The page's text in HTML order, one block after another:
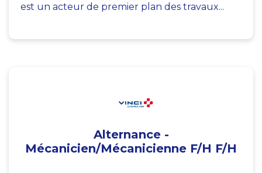
est un acteur de premier plan des travaux...
Alternance -
Mécanicien/Mécanicienne F/H F/H